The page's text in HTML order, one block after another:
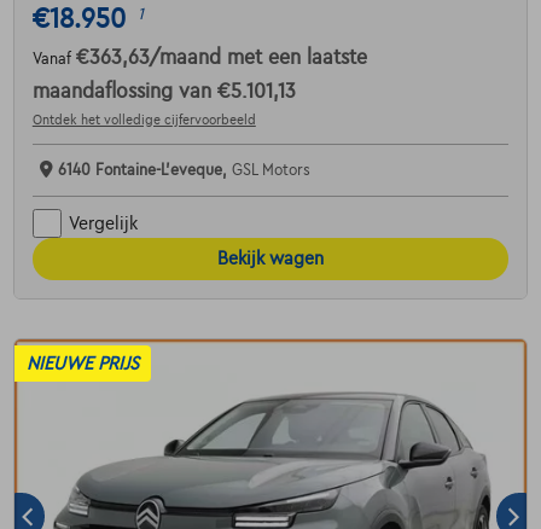
€18.950 1
Vanaf €363,63/maand met een laatste
maandaflossing van €5.101,13
Ontdek het volledige cijfervoorbeeld
6140 Fontaine-L'eveque, GSL Motors
Vergelijk
Bekijk wagen
NIEUWE PRIJS